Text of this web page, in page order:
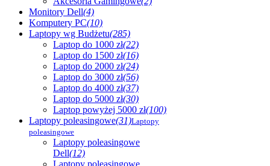
Monitory Dell(4)
Komputery PC(10)
Laptopy wg Budżetu(285)
Laptop do 1000 zł(22)
Laptop do 1500 zł(16)
Laptop do 2000 zł(24)
Laptop do 3000 zł(56)
Laptop do 4000 zł(37)
Laptop do 5000 zł(30)
Laptop powyżej 5000 zł(100)
Laptopy poleasingowe(31)Laptopy
poleasingowe
Laptopy poleasingowe
Dell(12)
Laptopy poleasingowe